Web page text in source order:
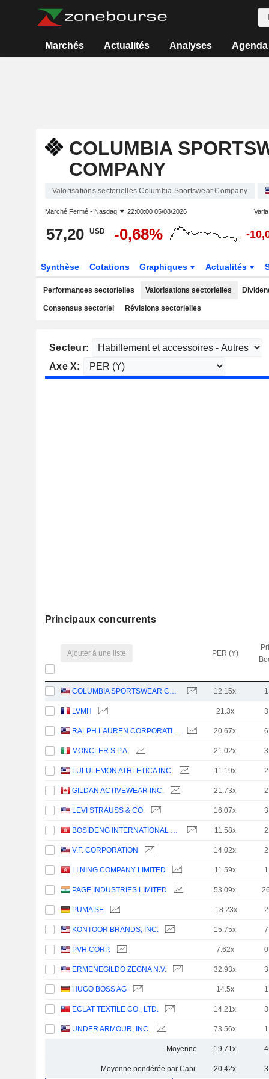
Marchés Actualités Analyses Agenda
COLUMBIA
COMPANY
Valorisations sectorielles Columbia Sportswear Company
Marché Fermé - Nasdaq 22:00:00 05/08/2026
57,20 USD -0,68% -
Synthèse Cotations Graphiques Actualités
Performances sectorielles Valorisations sectorielles
Consensus sectoriel Révisions sectorielles
Secteur:
Axe X:
Principaux concurrents
Ajouter à une liste PER (Y)
COLUMBIA SPORTSWEAR COMPANY 12.15x
LVMH 21.3x
RALPH LAUREN CORPORATION 20.67x
MONCLER S.P.A. 21.02x
LULULEMON ATHLETICA INC. 11.19x
GILDAN ACTIVEWEAR INC. 21.73x
LEVI STRAUSS & CO. 16.07x
BOSIDENG INTERNATIONAL HOLDINGS LIMITED 11.58x
V.F. CORPORATION 14.02x
LI NING COMPANY LIMITED 11.59x
PAGE INDUSTRIES LIMITED 53.09x
PUMA SE -18.23x
KONTOOR BRANDS, INC. 15.75x
PVH CORP. 7.62x
ERMENEGILDO ZEGNA N.V. 32.93x
HUGO BOSS AG 14.5x
ECLAT TEXTILE CO., LTD. 14.21x
UNDER ARMOUR, INC. 73.56x
Moyenne 19,71x
Moyenne pondérée par Capi. 20,42x